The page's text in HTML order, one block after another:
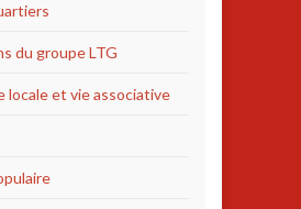
du groupe LTG
locale et vie associative